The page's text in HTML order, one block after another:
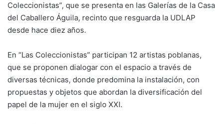
Coleccionistas”, que se presenta en las Galerías de la Casa
del Caballero Águila, recinto que resguarda la UDLAP
desde hace diez años.
En “Las Coleccionistas” participan 12 artistas poblanas,
que se proponen dialogar con el espacio a través de
diversas técnicas, donde predomina la instalación, con
propuestas y objetos que abordan la diversificación del
papel de la mujer en el siglo XXI.